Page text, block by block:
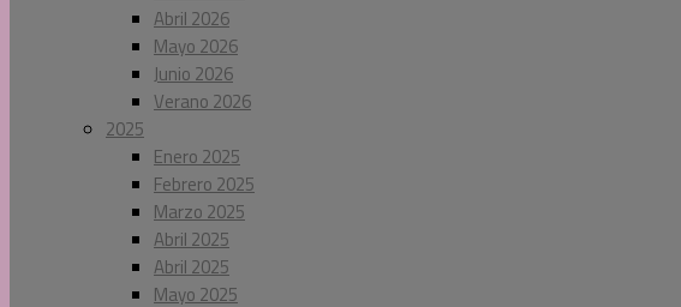
Abril 2026
Mayo 2026
Junio 2026
Verano 2026
2025
Enero 2025
Febrero 2025
Marzo 2025
Abril 2025
Abril 2025
Mayo 2025